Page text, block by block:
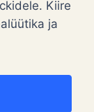
Kiire
ja